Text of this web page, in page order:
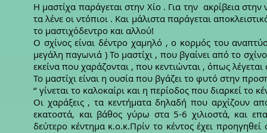
Η μαστίχα παράγεται στην Χίο . Για την ακρίβεια
τα λένε οι ντόπιοι . Και μάλιστα παράγεται
το μαστιχόδεντρο και αλλού!
Ο σχίνος είναι δέντρο χαμηλό , ο κορμός του
μεγάλη παγωνιά ) Το μαστίχι , που βγαίνει από το
εκείνα που χαράζονται , που κεντιώνται , όπως
Το μαστίχι είναι η ουσία που βγάζει το φυτό στην
‘’ γίνεται το καλοκαίρι και η περίοδος που διαρκεί το
Οι χαράξεις , τα κεντήματα δηλαδή που αρχίζουν
εκατοστά, και βάθος γύρω στα 5-6 χιλιοστά, και
δεύτερο κέντημα κ.ο.κ.Πρίν το κέντος έχει